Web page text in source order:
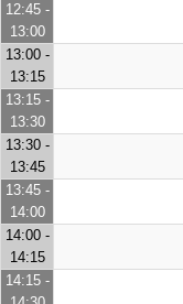
12:45 -
13:00
13:00 -
13:15
13:15 -
13:30
13:30 -
13:45
13:45 -
14:00
14:00 -
14:15
14:15 -